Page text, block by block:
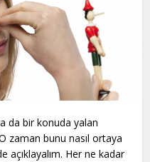
da bir konuda yalan
zaman bunu nasıl ortaya
açıklayalım. Her ne kadar